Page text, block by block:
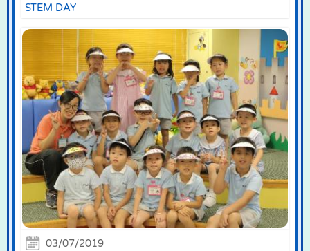
STEM DAY
03/07/2019